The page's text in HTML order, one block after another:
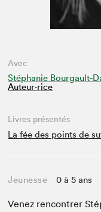
Avec
Stéphanie Bourgault-
Auteur·rice
Livres présentés
La fée des points de
Jeunesse 0 à 5 ans
Venez ren­con­tr­er